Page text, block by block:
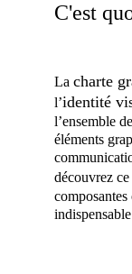
C'est
La charte
l’identité
l’ensemble
éléments
découvrez ce